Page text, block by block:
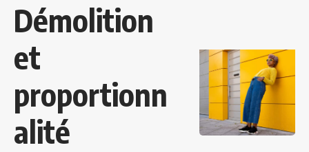
Démolition
et
proportionn
alité